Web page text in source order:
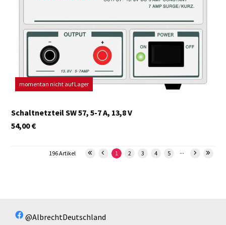
momentan nicht auf Lager
Schaltnetzteil SW 57, 5-7 A, 13,8 V
€
54,00
1 2 3 4 5 ...
196 Artikel
@AlbrechtDeutschland